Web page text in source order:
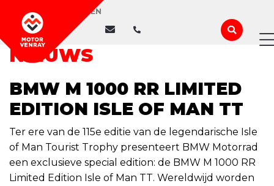
WIJ ZIJN GESLOTEN
NIEUWS
BMW M 1000 RR LIMITED
EDITION ISLE OF MAN TT
Ter ere van de 115e editie van de legendarische Isle
of Man Tourist Trophy presenteert BMW Motorrad
een exclusieve special edition: de BMW M 1000 RR
Limited Edition Isle of Man TT. Wereldwijd worden